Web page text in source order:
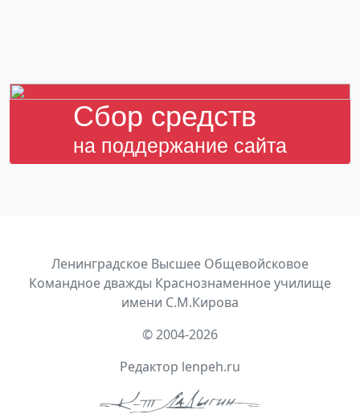
Cбор средств
на поддержание сайта
Ленинградское Высшее Общевойсковое
Командное дважды Краснознаменное училище
имени С.М.Кирова
© 2004-2026
Редактор lenpeh.ru